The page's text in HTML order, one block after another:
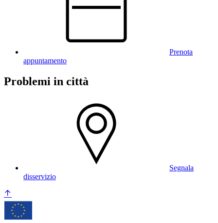
Prenota
appuntamento
Problemi in città
Segnala
disservizio